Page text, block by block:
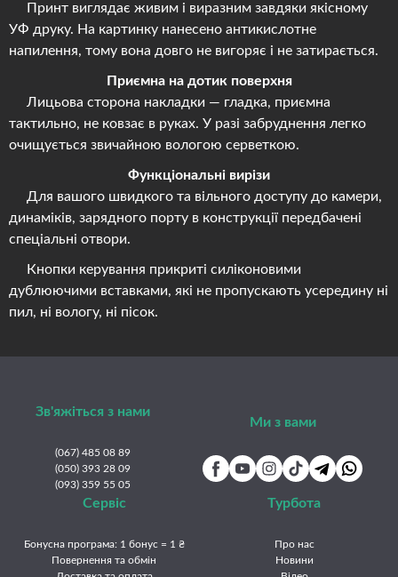
Принт виглядає живим і виразним завдяки якісному
УФ друку. На картинку нанесено антикислотне
напилення, тому вона довго не вигоряє і не затирається.
Приємна на дотик поверхня
Лицьова сторона накладки — гладка, приємна
тактильно, не ковзає в руках. У разі забруднення легко
очищується звичайною вологою серветкою.
Функціональні вирізи
Для вашого швидкого та вільного доступу до камери,
динаміків, зарядного порту в конструкції передбачені
спеціальні отвори.
Кнопки керування прикриті силіконовими
дублюючими вставками, які не пропускають усередину ні
пил, ні вологу, ні пісок.
Зв'яжіться з нами
(067) 485 08 89
(050) 393 28 09
(093) 359 55 05
Ми з вами
Сервіс
Бонусна програма: 1 бонус = 1 ₴
Повернення та обмін
Турбота
Про нас
Новини